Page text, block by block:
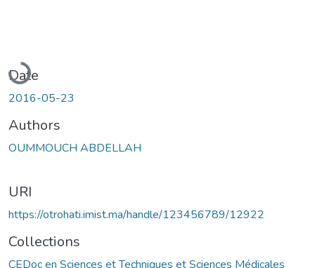
Loading...
Date
2016-05-23
Authors
OUMMOUCH ABDELLAH
URI
https://otrohati.imist.ma/handle/123456789/12922
Collections
CEDoc en Sciences et Techniques et Sciences Médicales